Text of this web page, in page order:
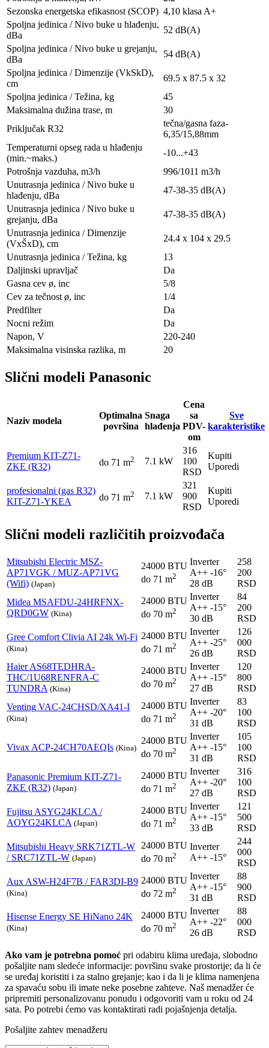
Sezonska energetska efikasnost (SCOP) 4,10 klasa A+
Spoljna jedinica / Nivo buke u hlađenju,
dBa
52 dB(A)
Spoljna jedinica / Nivo buke u grejanju,
dBa
54 dB(A)
Spoljna jedinica / Dimenzije (VkSkD),
сm
69.5 x 87.5 x 32
Spoljna jedinica / Težina, kg
45
Maksimalna dužina trase, m
30
Priključak R32
tečna/gasna faza-
6,35/15,88mm
Temperaturni opseg rada u hlađenju
(min.~maks.)
-10...+43
Potrošnja vazduha, m3/h
996/1011 m3/h
Unutrasnja jedinica / Nivo buke u
hlađenju, dBa
47-38-35 dB(A)
Unutrasnja jedinica / Nivo buke u
grejanju, dBa
47-38-35 dB(A)
Unutrasnja jedinica / Dimenzije
(VxŠxD), сm
24.4 x 104 x 29.5
Unutrasnja jedinica / Težina, kg
13
Daljinski upravljač
Da
Gasna cev ø, inc
5/8
Cev za tečnost ø, inc
1/4
Predfilter
Da
Nocni režim
Da
Napon, V
220-240
Maksimalna visinska razlika, m
20
Slični modeli Panasonic
Naziv modela
Optimalna
površina
Snaga
hlađenja
Cena
sa
PDV-
om
Sve
karakteristike
Premium KIT-Z71-
ZKE (R32)
do 71 m2 7.1 kW
316
100
RSD
Kupiti
Uporedi
profesionalni (gas R32)
KIT-Z71-YKEA
do 71 m2 7.1 kW
321
900
RSD
Kupiti
Uporedi
Slični modeli različitih proizvođača
Mitsubishi Electric MSZ-
AP71VGK / MUZ-AP71VG
(Wifi) (Japan)
24000 BTU
do 71 m2
Inverter
A++ -16°
28 dB
258
200
RSD
Midea MSAFDU-24HRFNX-
QRD0GW (Kina)
24000 BTU
do 70 m2
Inverter
A++ -15°
30 dB
84
200
RSD
Gree Comfort Clivia AI 24k Wi-Fi
(Kina)
24000 BTU
do 71 m2
Inverter
A++ -25°
26 dB
126
000
RSD
HaierAS68TEDHRA-
THC/1U68RENFRA-C
TUNDRA (Kina)
24000 BTU
do 70 m2
Inverter
A++ -15°
27 dB
120
800
RSD
Venting VAC-24CHSD/XA41-I
(Kina)
24000 BTU
do 71 m2
Inverter
A++ -20°
31 dB
83
100
RSD
Vivax ACP-24CH70AEQIs (Kina)
24000 BTU
do 70 m2
Inverter
A++ -15°
31 dB
105
100
RSD
Panasonic Premium KIT-Z71-
ZKE (R32) (Japan)
24000 BTU
do 71 m2
Inverter
A++ -20°
27 dB
316
100
RSD
Fujitsu ASYG24KLCA /
AOYG24KLCA (Japan)
24000 BTU
do 71 m2
Inverter
A++ -15°
33 dB
121
500
RSD
Mitsubishi Heavy SRK71ZTL-W
/ SRC71ZTL-W (Japan)
24000 BTU
do 70 m2
Inverter
A++ -15°
244
000
RSD
Aux ASW-H24F7B / FAR3DI-B9
(Kina)
24000 BTU
do 72 m2
Inverter
A++ -15°
31 dB
88
900
RSD
Hisense Energy SE HiNano 24K
(Kina)
24000 BTU
do 70 m2
Inverter
A++ -22°
26 dB
88
000
RSD
Ako vam je potrebna pomoć pri odabiru klima uređaja, slobodno
pošaljite nam sledeće informacije: površinu svake prostorije; da li će
se uređaj koristiti i za stalno grejanje; kao i da li je klima namenjena
za spavaću sobu ili imate neke posebne zahteve. Naš menadžer će
pripremiti personalizovanu ponudu i odgovoriti vam u roku od 24
sata. Po potrebi ćemo vas kontaktirati radi pojašnjenja detalja.
Pošaljite zahtev menadžeru